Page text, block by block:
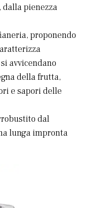
pienezza
proponendo
avvicendano
della frutta,
e sapori delle
dal
lunga impronta